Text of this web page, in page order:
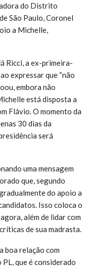
do Distrito
São Paulo, Coronel
a Michelle,
Ricci, a ex-primeira-
expressar que “não
embora não
está disposta a
Flávio. O momento da
30 dias da
será
uma mensagem
que, segundo
do apoio a
Isso coloca o
além de lidar com
de sua madrasta.
boa relação com
que é considerado